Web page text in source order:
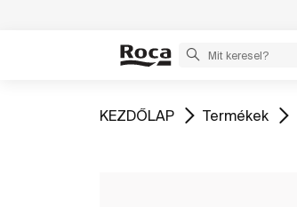
Ugrás
KEZDŐLAP Ugrás
Termékek